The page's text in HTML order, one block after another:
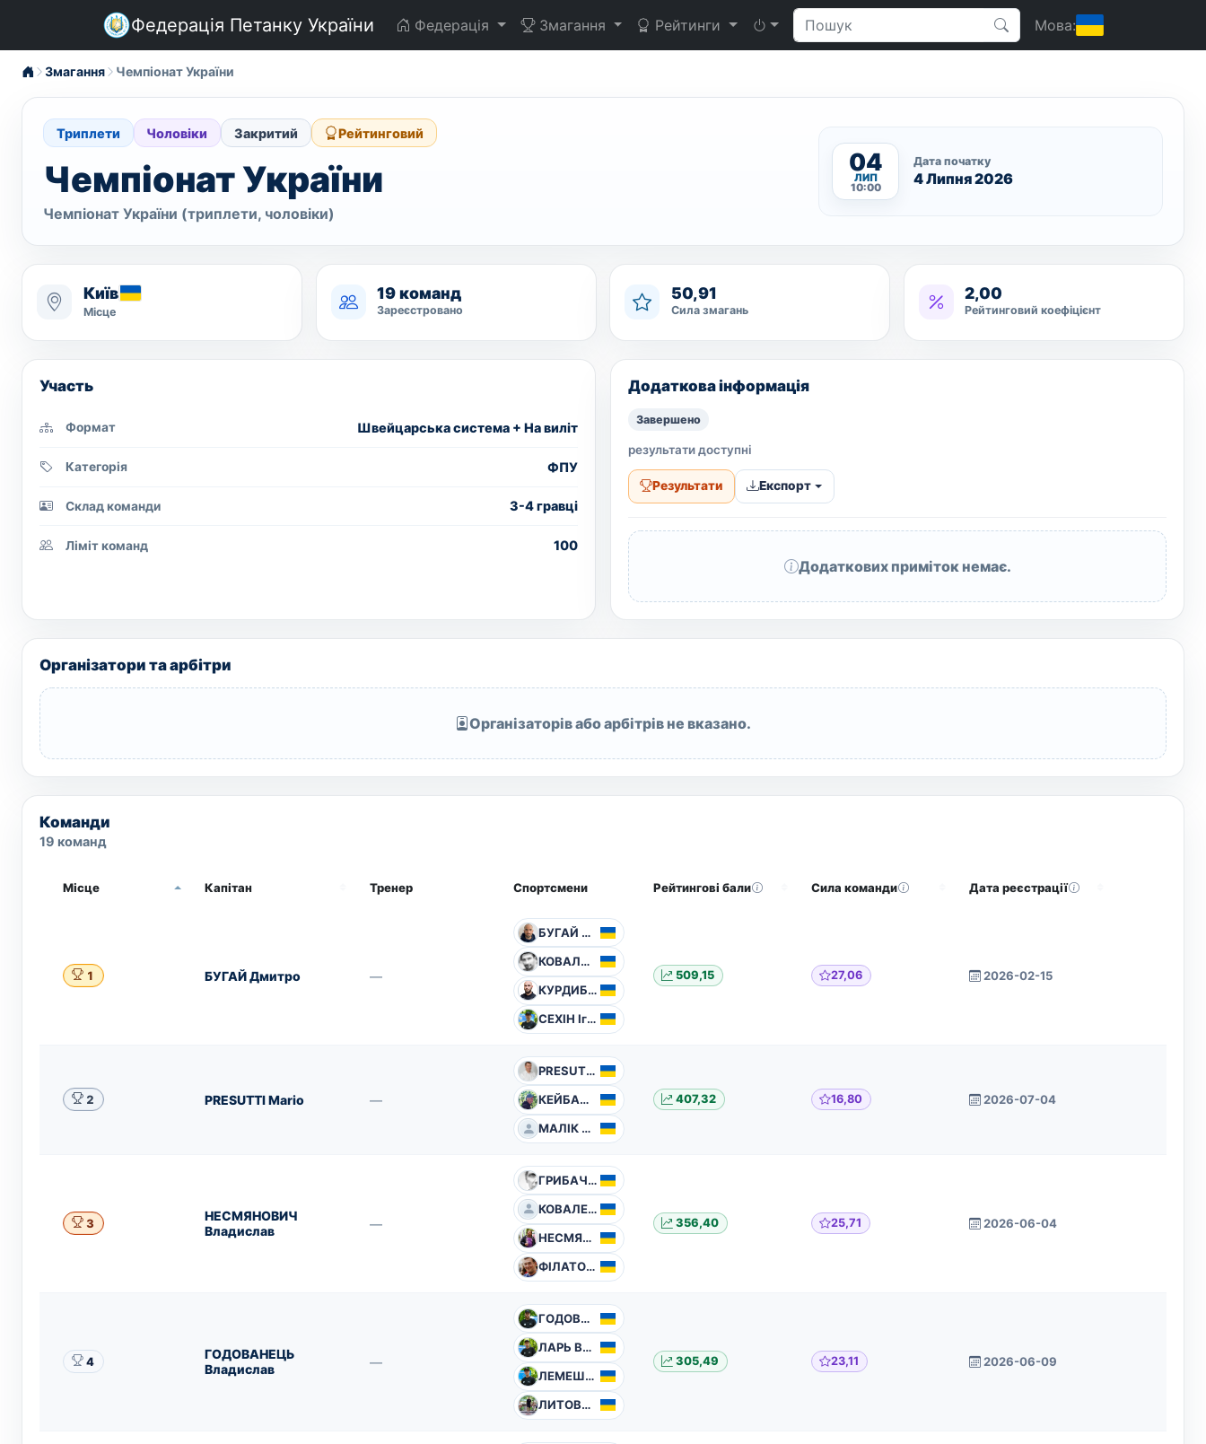
Федерація Петанку України Федерація Змагання Рейтинги Мова:
Змагання Чемпіонат України
Триплети Чоловіки Закритий Рейтинговий
Чемпіонат України
Чемпіонат України (триплети, чоловіки)
04
ЛИП
10:00
Дата початку
4 Липня 2026
Київ
Місце
19 команд
Зареєстровано
50,91
Сила змагань
2,00
Рейтинговий коефіцієнт
Участь
Формат Швейцарська система + На виліт
Категорія ФПУ
Склад команди 3-4 гравці
Ліміт команд 100
Додаткова інформація
Завершено
результати доступні
Результати Експорт
Додаткових приміток немає.
Організатори та арбітри
Організаторів або арбітрів не вказано.
Команди
19 команд
Місце Капітан Тренер Спортсмени Рейтингові бали Сила команди Дата реєстрації
1 БУГАЙ Дмитро —
БУГАЙ Дмитро
КОВАЛЬ Олександр
КУРДИБАХА Сергій
СЕХІН Ігор
509,15 27,06 2026-02-15
2 PRESUTTI Mario —
PRESUTTI Mario
КЕЙБАЛО Володимир
МАЛІК Павло
407,32 16,80 2026-07-04
3
НЕСМЯНОВИЧ
Владислав
—
ГРИБАЧОВ Павло
КОВАЛЕНКО Ігор
НЕСМЯНОВИЧ Владислав
ФІЛАТОВ Олександр
356,40 25,71 2026-06-04
4
ГОДОВАНЕЦЬ
Владислав
—
ГОДОВАНЕЦЬ Владислав
ЛАРЬ Василь
ЛЕМЕШЕВСЬКИЙ Валентин
ЛИТОВЧЕНКО Артем
305,49 23,11 2026-06-09